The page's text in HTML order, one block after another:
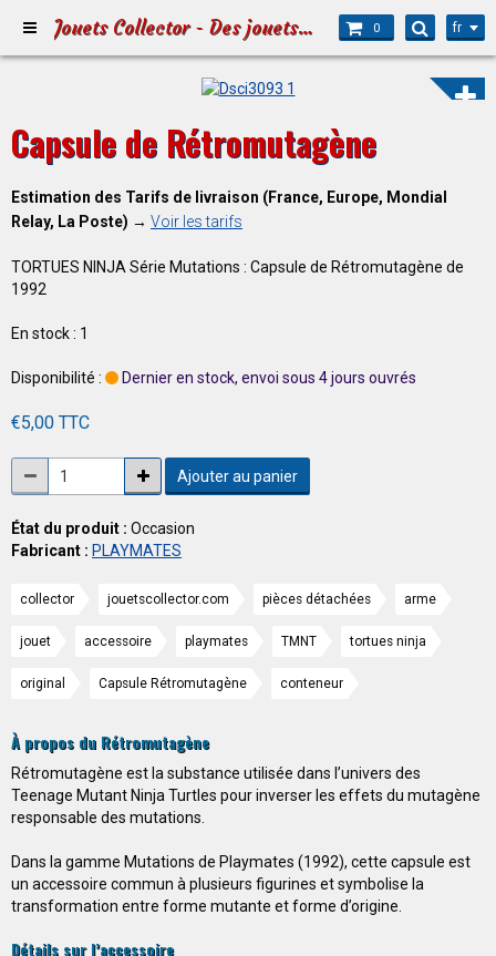
Jouets Collector - Des jouets pour Petits et Grands 0 fr
Capsule de Rétromutagène
Estimation des Tarifs de livraison (France, Europe, Mondial
Relay, La Poste) → Voir les tarifs
TORTUES NINJA Série Mutations : Capsule de Rétromutagène de
1992
En stock : 1
Disponibilité : Dernier en stock, envoi sous 4 jours ouvrés
€5,00 TTC
Ajouter au panier
État du produit : Occasion
Fabricant : PLAYMATES
collector jouetscollector.com pièces détachées arme
jouet accessoire playmates TMNT tortues ninja
original Capsule Rétromutagène conteneur
À propos du Rétromutagène
Rétromutagène est la substance utilisée dans l’univers des
Teenage Mutant Ninja Turtles pour inverser les effets du mutagène
responsable des mutations.
Dans la gamme Mutations de Playmates (1992), cette capsule est
un accessoire commun à plusieurs figurines et symbolise la
transformation entre forme mutante et forme d’origine.
Détails sur l’accessoire